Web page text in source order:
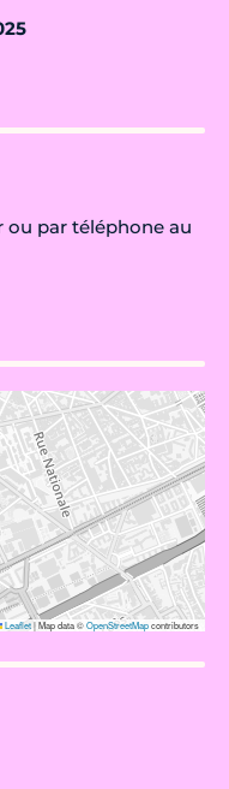
ou par téléphone au
Leaflet|Map data ©OpenStreetMapcontributors